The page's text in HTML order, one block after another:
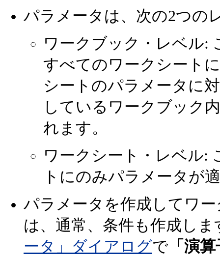
パラメータは、次の2つの
ワークブック・レベル:
すべてのワークシート
シートのパラメータに
しているワークブック
れます。
ワークシート・レベル:
トにのみパラメータが
パラメータを作成してワ
は、通常、条件も作成し
ータ」ダイアログで 「演